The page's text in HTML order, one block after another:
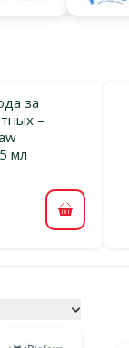
за
–
мл
В корзину